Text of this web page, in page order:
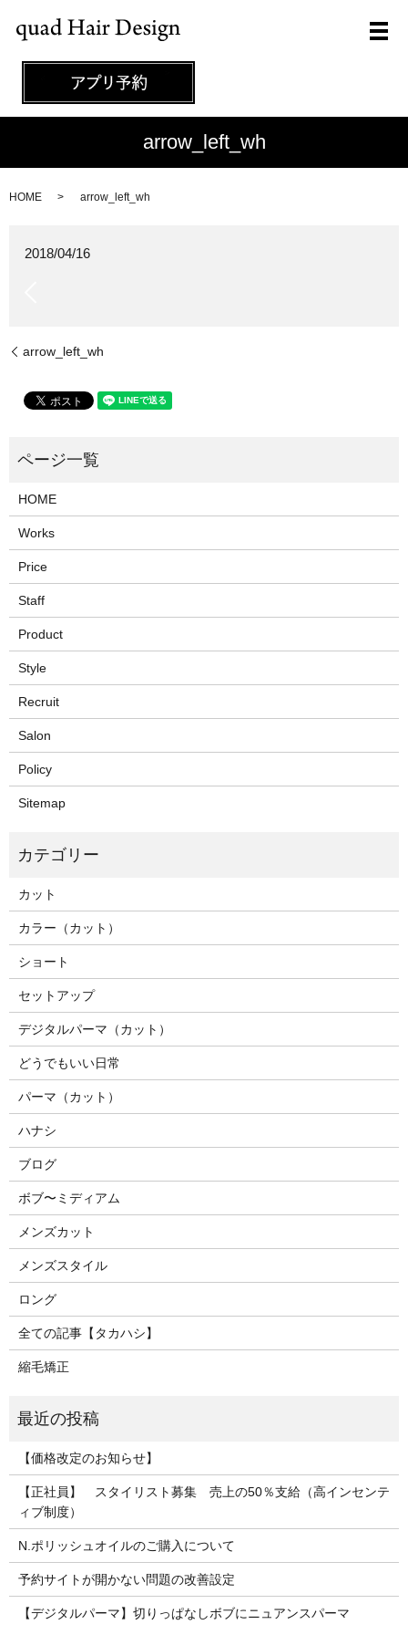
メ
arrow_left_wh
HOME arrow_left_wh
2018/04/16
arrow_left_wh
HOME
Works
Price
Staff
Product
Style
Recruit
Salon
Policy
Sitemap
カット
カラー（カット）
ショート
セットアップ
デジタルパーマ（カット）
どうでもいい日常
パーマ（カット）
ハナシ
ブログ
ボブ〜ミディアム
メンズカット
メンズスタイル
ロング
全ての記事【タカハシ】
縮毛矯正
【価格改定のお知らせ】
【正社員】 スタイリスト募集 売上の50％支給（高インセンテ
ィブ制度）
N.ポリッシュオイルのご購入について
予約サイトが開かない問題の改善設定
【デジタルパーマ】切りっぱなしボブにニュアンスパーマ